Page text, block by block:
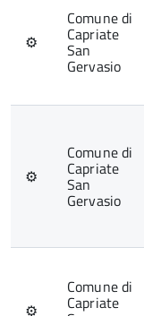
⚙
Comune di
Capriate
San
Gervasio
⚙
Comune di
Capriate
San
Gervasio
⚙
Comune di
Capriate